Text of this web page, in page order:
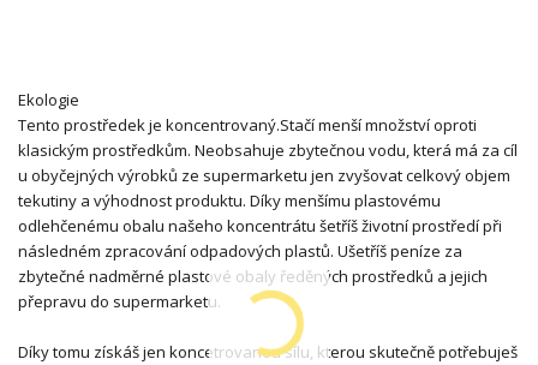
Ekologie
Tento prostředek je koncentrovaný.Stačí menší množství oproti
klasickým prostředkům. Neobsahuje zbytečnou vodu, která má za cíl
u obyčejných výrobků ze supermarketu jen zvyšovat celkový objem
tekutiny a výhodnost produktu. Díky menšímu plastovému
odlehčenému obalu našeho koncentrátu šetříš životní prostředí při
následném zpracování odpadových plastů. Ušetříš peníze za
zbytečné nadměrné plastové obaly ředěných prostředků a jejich
přepravu do supermarketu.
Díky tomu získáš jen koncetrovanou sílu, kterou skutečně potřebuješ